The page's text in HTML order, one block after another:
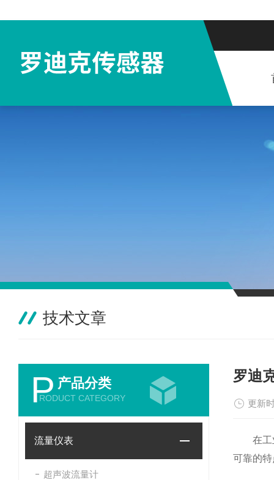
技术文章
P 产品分类
RODUCT CATEGORY
流量仪表
超声波流量计
罗迪
更新
在工业
可靠的